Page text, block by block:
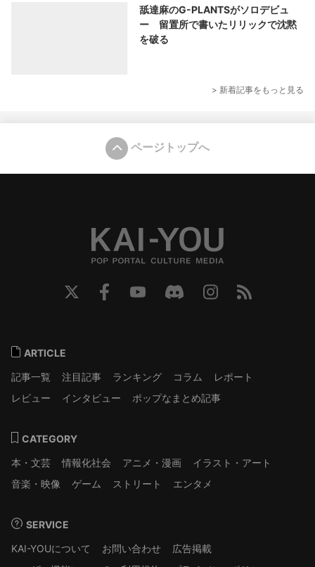
舐達麻のG-PLANTSがソロデビュ
ー 留置所で書いたリリックで沈黙
を破る
> 新着記事をもっと見る
ページトップへ
ARTICLE
記事一覧
注目記事 ランキング コラム
レポート
レビュー
インタビュー ポップなまとめ記事
CATEGORY
本・文芸
情報化社会 アニメ・漫画
イラスト・アート
音楽・映像
ゲーム ストリート エンタメ
SERVICE
KAI-YOUについて
お問い合わせ
広告掲載